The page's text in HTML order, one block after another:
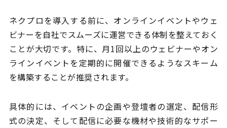
ネクプロを導入する前に、オンラインイベントやウェ
ビナーを自社でスムーズに運営できる体制を整えておく
ことが大切です。特に、月1回以上のウェビナーやオン
ラインイベントを定期的に開催できるようなスキーム
を構築することが推奨されます。
具体的には、イベントの企画や登壇者の選定、配信形
式の決定、そして配信に必要な機材や技術的なサポー